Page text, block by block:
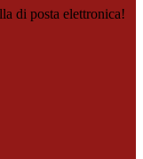
di posta elettronica!